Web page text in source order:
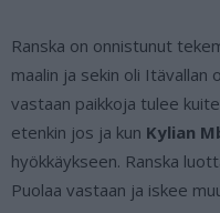
Ranska on onnistunut
maalin ja sekin oli Itävallan
vastaan paikkoja tulee
etenkin jos ja kun Kylian
hyökkäykseen. Ranska
Puolaa vastaan ja iskee